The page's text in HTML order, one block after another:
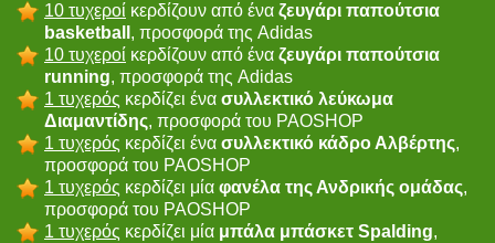
10 τυχεροί κερδίζουν από ένα ζευγάρι παπούτσια
basketball , προσφορά της Adidas
10 τυχεροί κερδίζουν από ένα ζευγάρι παπούτσια
running, προσφορά της Adidas
1 τυχερός κερδίζει ένα συλλεκτικό λεύκωμα
Διαμαντίδης, προσφορά του PAOSHOP
1 τυχερός κερδίζει ένα συλλεκτικό κάδρο Αλβέρτης,
προσφορά του PAOSHOP
1 τυχερός κερδίζει μία φανέλα της Ανδρικής ομάδας,
προσφορά του PAOSHOP
1 τυχερός κερδίζει μία μπάλα μπάσκετ Spalding,